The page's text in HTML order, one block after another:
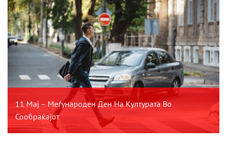
11 Мај – Меѓународен Ден На Културата Во
Сообраќајот